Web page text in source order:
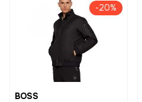
-20%
BOSS